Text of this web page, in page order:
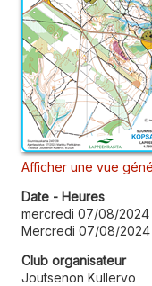
Afficher une vue
Date - Heures
mercredi 07/08/2024
Mercredi 07/08/2024
Club organisateur
Joutsenon Kullervo